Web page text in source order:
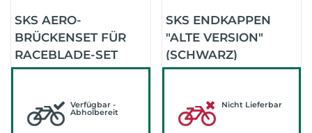
SKS AERO-
BRÜCKENSET FÜR
RACEBLADE-SET
Verfügbar -
Abholbereit
SKS ENDKAPPEN
"ALTE VERSION"
(SCHWARZ)
Nicht Lieferbar